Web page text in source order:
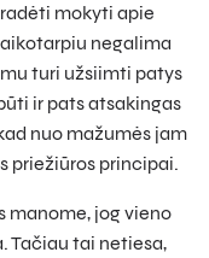
mokyti apie
negalima
turi užsiimti patys
ir pats atsakingas
nuo mažumės jam
priežiūros principai.
manome, jog vieno
Tačiau tai netiesa,